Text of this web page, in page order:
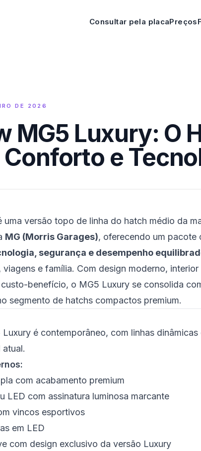
Consultar pela placaPreços
DE 2026
MG5 Luxury: O
Conforto e
uma versão topo de linha do hatch médio da
MG (Morris Garages), oferecendo um pacote
segurança e desempenho
viagens e família. Com design moderno, interior
benefício, o MG5 Luxury se consolida
segmento de hatchs compactos premium.
é contemporâneo, com linhas dinâmicas
com acabamento premium
LED com assinatura luminosa marcante
vincos esportivos
em LED
com design exclusivo da versão Luxury